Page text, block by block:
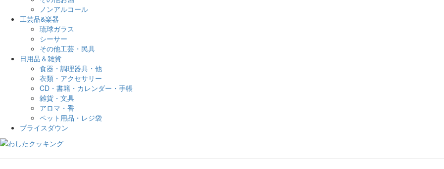
ノンアルコール
工芸品&楽器
琉球ガラス
シーサー
その他工芸・民具
日用品＆雑貨
食器・調理器具・他
衣類・アクセサリー
CD・書籍・カレンダー・手帳
雑貨・文具
アロマ・香
ペット用品・レジ袋
プライスダウン